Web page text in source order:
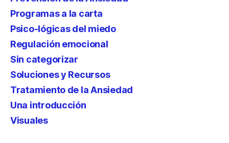
Programas a la carta
Psico-lógicas del miedo
Regulación emocional
Sin categorizar
Soluciones y Recursos
Tratamiento de la Ansiedad
Una introducción
Visuales